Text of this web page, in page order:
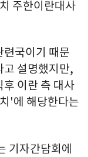
주한이란대사
련국이기 때문
고 설명했지만,
이란 측 대사
'에 해당한다는
기자간담회에